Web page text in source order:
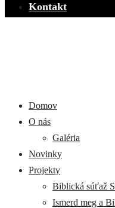
Kontakt
Domov
O nás
Galéria
Novinky
Projekty
Biblická súťaž
Ismerd meg a